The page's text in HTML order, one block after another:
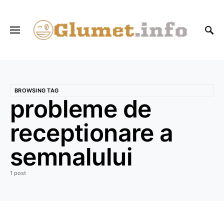
BROWSING TAG
probleme de
receptionare a
semnalului
1 post